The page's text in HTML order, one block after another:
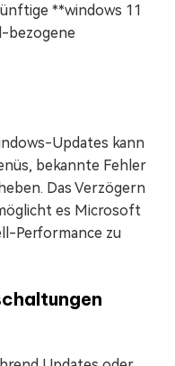
**windows 11
bezogene
Updates kann
bekannte Fehler
Das Verzögern
es Microsoft
Performance zu